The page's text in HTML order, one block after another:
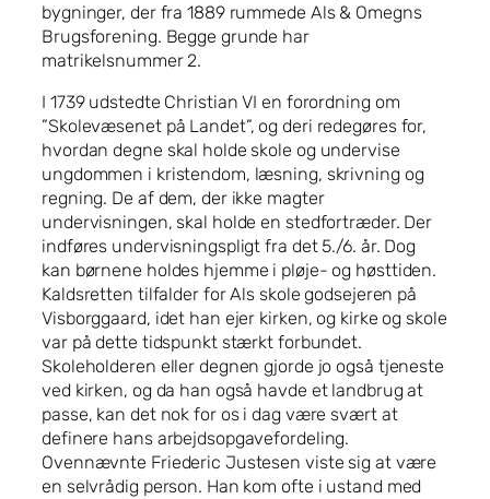
bygninger, der fra 1889 rummede Als & Omegns
Brugsforening. Begge grunde har
matrikelsnummer 2.
I 1739 udstedte Christian VI en forordning om
”Skolevæsenet på Landet”, og deri redegøres for,
hvordan degne skal holde skole og undervise
ungdommen i kristendom, læsning, skrivning og
regning. De af dem, der ikke magter
undervisningen, skal holde en stedfortræder. Der
indføres undervisningspligt fra det 5./6. år. Dog
kan børnene holdes hjemme i pløje- og høsttiden.
Kaldsretten tilfalder for Als skole godsejeren på
Visborggaard, idet han ejer kirken, og kirke og skole
var på dette tidspunkt stærkt forbundet.
Skoleholderen eller degnen gjorde jo også tjeneste
ved kirken, og da han også havde et landbrug at
passe, kan det nok for os i dag være svært at
definere hans arbejdsopgavefordeling.
Ovennævnte Friederic Justesen viste sig at være
en selvrådig person. Han kom ofte i ustand med